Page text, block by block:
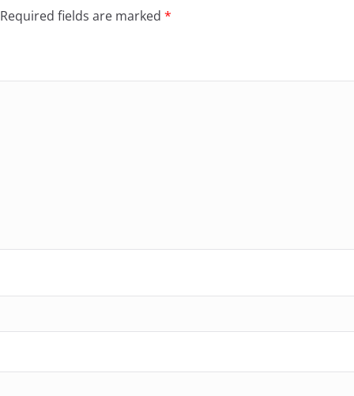
Required fields are marked *